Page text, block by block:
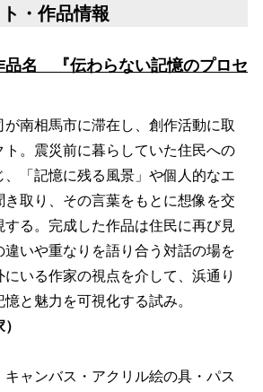
・作品情報
品名 『伝わらない記憶のプロセ
南相馬市に滞在し、創作活動に取
ト。震災前に暮らしていた住民への
、「記憶に残る風景」や個人的なエ
き取り、その言葉をもとに想像を交
する。完成した作品は住民に再び見
いや重なりを語り合う対話の場を
いる作家の視点を介して、浜通り
と魅力を可視化する試み。
ャンバス・アクリル絵の具・パス